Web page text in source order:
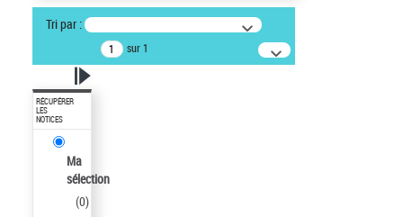
Tri par :
sur 1
RÉCUPÉRER
LES
NOTICES
Ma
sélection
(0)